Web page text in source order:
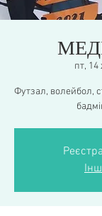
пт, 14
Футзал, волейбол,